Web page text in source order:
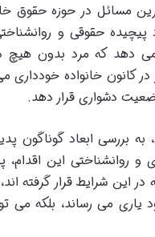
مسائل در حوزه حقوق
پیچیده حقوقی و
دهد که مرد بدون هیچ
کانون خانواده خودداری
دشواری قرار دهد.
بررسی ابعاد گوناگون
روانشناختی این
این شرایط قرار گرفته
یاری می رساند، بلکه